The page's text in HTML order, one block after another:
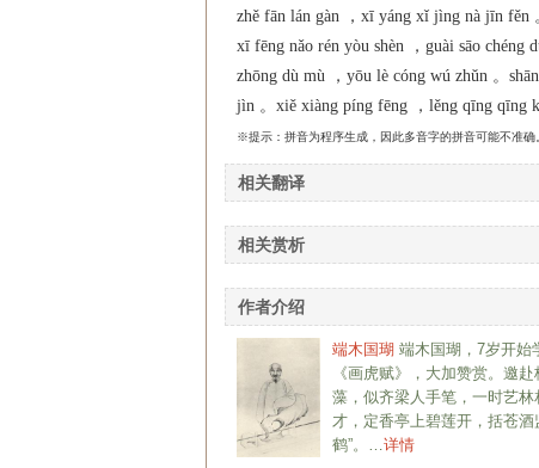
zhě fān lán gàn ，xī yáng xǐ jìng nà jīn fěn
xī fēng nǎo rén yòu shèn ，guài sāo
zhōng dù mù ，yōu lè cóng wú zhǔn 。
jìn 。xiě xiàng píng fēng ，lěng qīng qīng
※提示：拼音为程序生成，因此多音字的拼音可能不准确
相关翻译
相关赏析
作者介绍
端木国瑚 端木国瑚，7岁开始
《画虎赋》，大加赞赏。邀
藻，似齐梁人手笔，一时艺
才，定香亭上碧莲开，括苍酒
鹤”。…详情